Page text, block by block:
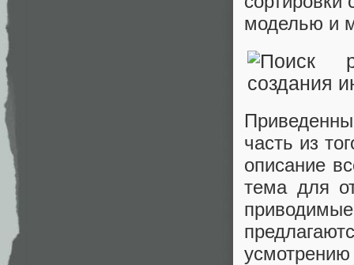
моделью и
часть из
описание
тема для
усмотрению